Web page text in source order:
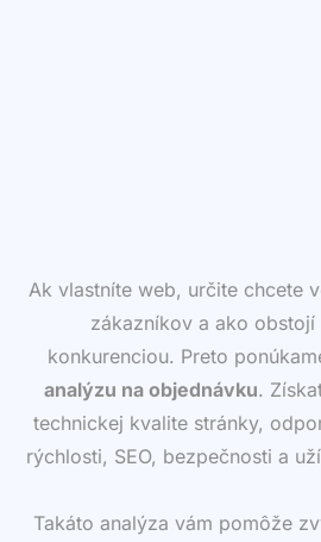
Ak vlastníte web, určite chcete
zákazníkov a ako
konkurenciou. Preto
analýzu na objednávku.
technickej kvalite stránky,
rýchlosti, SEO, bezpečnosti a
Takáto analýza vám pomôže